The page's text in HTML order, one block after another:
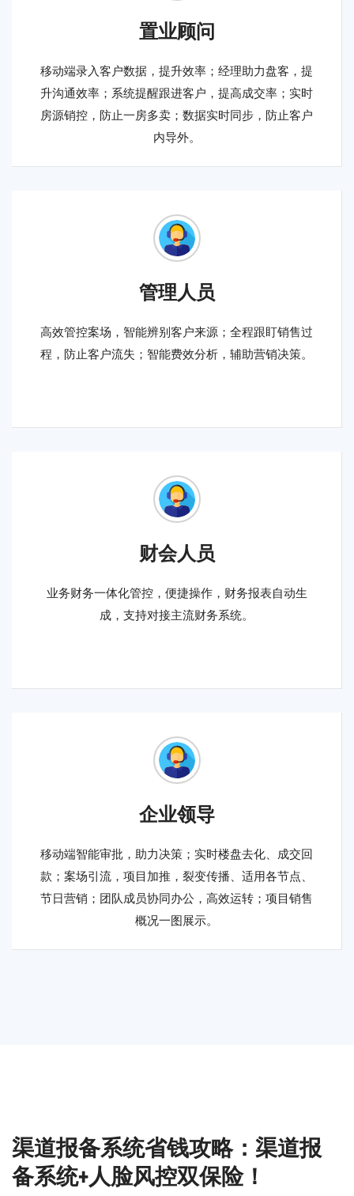
置业顾问
移动端录入客户数据，提升效率；经理助力盘客，提
升沟通效率；系统提醒跟进客户，提高成交率；实时
房源销控，防止一房多卖；数据实时同步，防止客户
内导外。
管理人员
高效管控案场，智能辨别客户来源；全程跟盯销售过
程，防止客户流失；智能费效分析，辅助营销决策。
财会人员
业务财务一体化管控，便捷操作，财务报表自动生
成，支持对接主流财务系统。
​企业领导
移动端智能审批，助力决策；实时楼盘去化、成交回
款；案场引流，项目加推，裂变传播、适用各节点、
节日营销；团队成员协同办公，高效运转；项目销售
概况一图展示。
渠道报备系统省钱攻略：渠道报
备系统+人脸风控双保险！